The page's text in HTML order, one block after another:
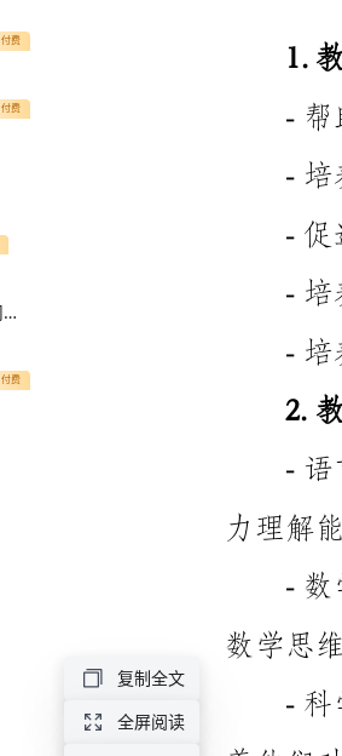
付费
付费
佛山市锋盛安装工程有限公司介绍企业发展分析报告
付费
力理解能力的发展。
复制全文
全屏阅读